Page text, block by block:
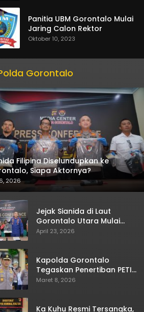
Panitia UBM Gorontalo Mulai
Jaring Calon Rektor
Oktober 10, 2023
Gorontalo
Filipina Diselundupkan ke
Siapa Aktornya?
2026
Jejak Sianida di Laut
Gorontalo Utara Mulai
Terkuak
April 23, 2026
Kapolda Gorontalo
Tegaskan Penertiban PETI
Terus Berjalan
Maret 8, 2026
Ka Kuhu Resmi Tersangka,